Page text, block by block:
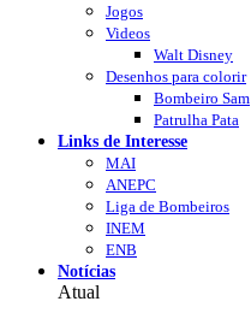
Jogos
Videos
Walt Disney
Desenhos para colorir
Bombeiro Sam
Patrulha Pata
Links de Interesse
MAI
ANEPC
Liga de Bombeiros
INEM
ENB
Notícias
Atual